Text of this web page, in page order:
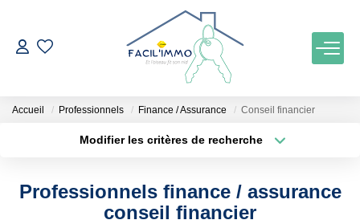
ACCUEIL
Accueil Professionnels Finance / Assurance Conseil financier
Modifier les critères de recherche
Budget max
Professionnels finance / assurance
conseil financier